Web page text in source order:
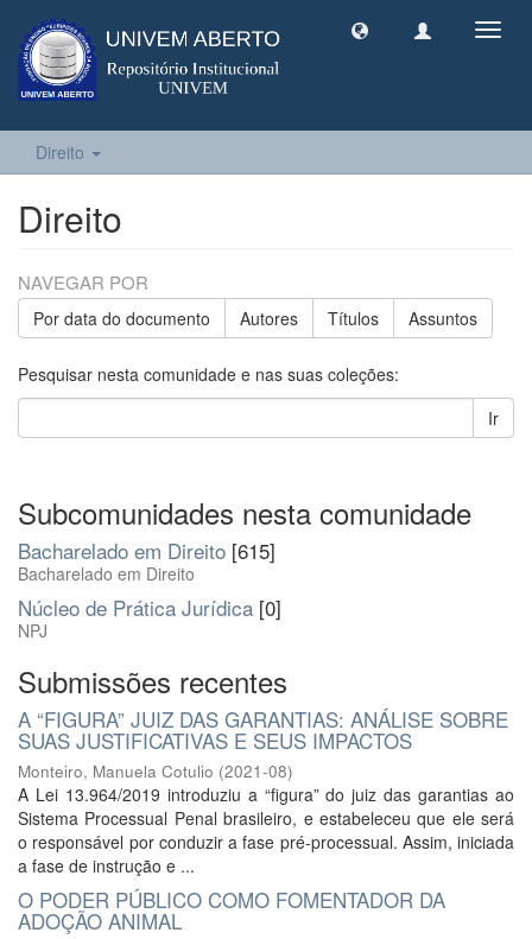
Direito
Direito
NAVEGAR POR
Por data do documento Autores Títulos Assuntos
Pesquisar nesta comunidade e nas suas coleções:
Ir
Subcomunidades nesta comunidade
Bacharelado em Direito [615]
Bacharelado em Direito
Núcleo de Prática Jurídica [0]
NPJ
Submissões recentes
A “FIGURA” JUIZ DAS GARANTIAS: ANÁLISE SOBRE
SUAS JUSTIFICATIVAS E SEUS IMPACTOS
Monteiro, Manuela Cotulio (2021-08)
A Lei 13.964/2019 introduziu a “figura” do juiz das garantias ao
Sistema Processual Penal brasileiro, e estabeleceu que ele será
o responsável por conduzir a fase pré-processual. Assim, iniciada
a fase de instrução e ...
O PODER PÚBLICO COMO FOMENTADOR DA
ADOÇÃO ANIMAL